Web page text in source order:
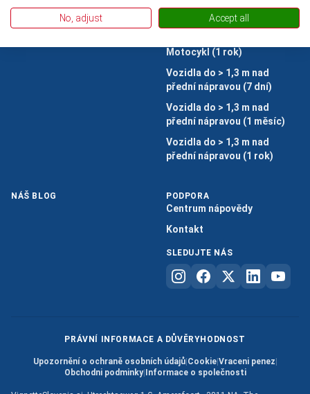
Motocykl (7 dní)
Motocykl (6 měsíců)
Motocykl (1 rok)
Vozidla do > 1,3 m nad
přední nápravou (7 dní)
Vozidla do > 1,3 m nad
přední nápravou (1 měsíc)
Vozidla do > 1,3 m nad
přední nápravou (1 rok)
NÁŠ BLOG PODPORA
Centrum nápovědy
Kontakt
SLEDUJTE NÁS
PRÁVNÍ INFORMACE A DŮVĚRYHODNOST
Upozornění o ochraně osobních údajů| Cookie| Vraceni penez
Obchodni podminky| Informace o společnosti
No, adjust Accept all